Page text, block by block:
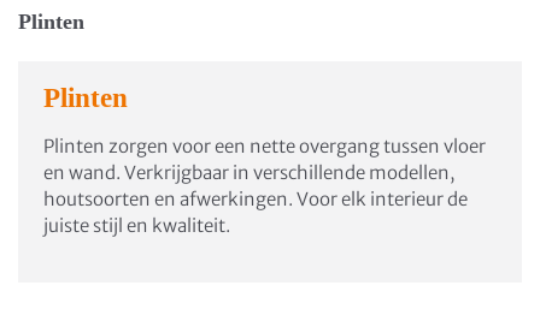
Plinten
Plinten
Plinten zorgen voor een nette overgang tussen vloer
en wand. Verkrijgbaar in verschillende modellen,
houtsoorten en afwerkingen. Voor elk interieur de
juiste stijl en kwaliteit.